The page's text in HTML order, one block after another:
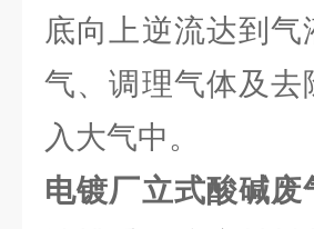
底向上逆流达到
气、调理气体及
入大气中。
电镀厂立式酸碱废